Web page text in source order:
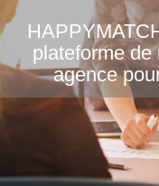
plateforme
agence